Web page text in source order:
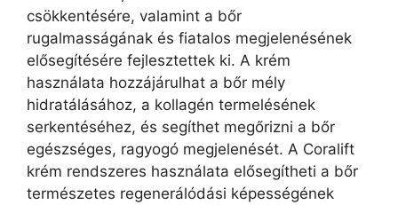
csökkentésére, valamint a bőr
rugalmasságának és fiatalos megjelenésének
elősegítésére fejlesztettek ki. A krém
használata hozzájárulhat a bőr mély
hidratálásához, a kollagén termelésének
serkentéséhez, és segíthet megőrizni a bőr
egészséges, ragyogó megjelenését. A Coralift
krém rendszeres használata elősegítheti a bőr
természetes regenerálódási képességének